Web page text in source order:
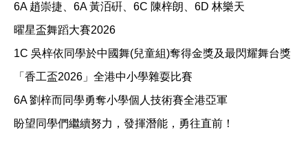
6A 趙崇捷、6A 黃洦硏、6C 陳梓朗、6D 林樂天
曜星盃舞蹈大賽2026
1C 吳梓依同學於中國舞(兒童組)奪得金獎及最閃耀舞台獎
「香工盃2026」全港中小學雜耍比賽
6A 劉梓而同學勇奪小學個人技術賽全港亞軍
盼望同學們繼續努力，發揮潛能，勇往直前！